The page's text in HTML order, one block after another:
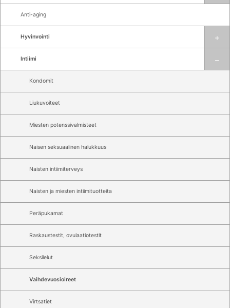
Anti-aging
Hyvinvointi
Intiimi
Kondomit
Liukuvoiteet
Miesten potenssivalmisteet
Naisen seksuaalinen halukkuus
Naisten intiimiterveys
Naisten ja miesten intiimituotteita
Peräpukamat
Raskaustestit, ovulaatiotestit
Seksilelut
Vaihdevuosioireet
Virtsatiet